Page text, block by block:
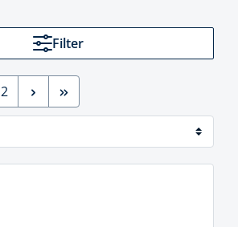
Filter
2